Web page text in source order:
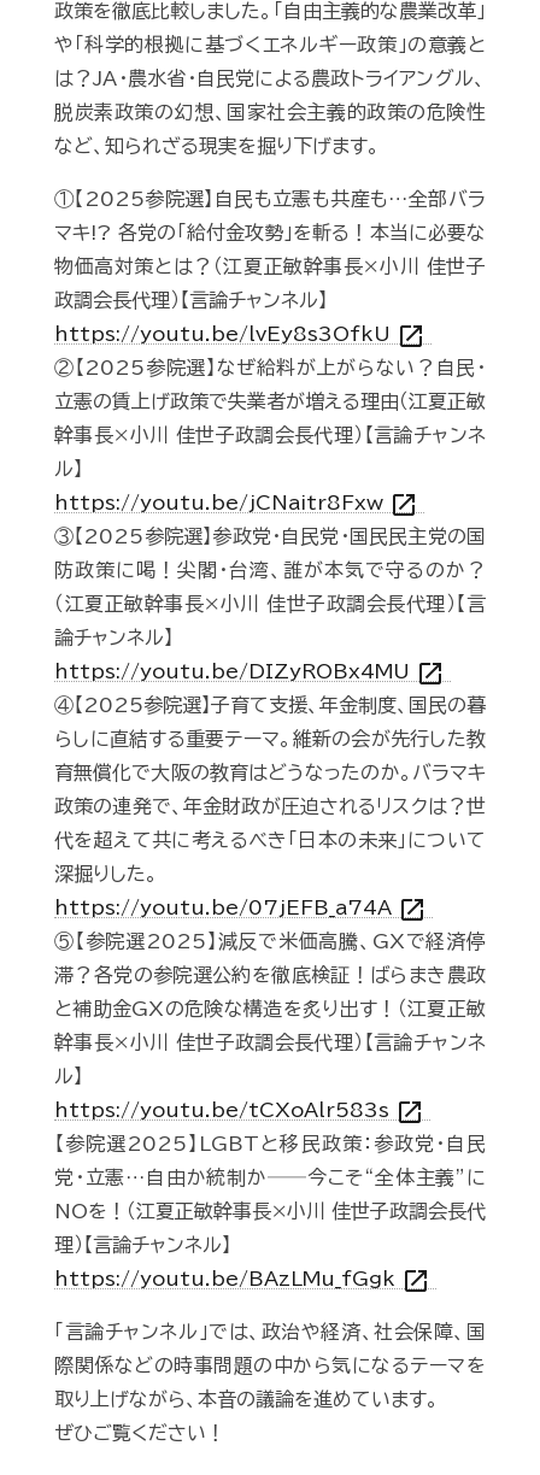
政策を徹底比較しました。「自由主義的な農業改革」
や「科学的根拠に基づくエネルギー政策」の意義と
は？JA・農水省・自民党による農政トライアングル、
脱炭素政策の幻想、国家社会主義的政策の危険性
など、知られざる現実を掘り下げます。
①【2025参院選】自民も立憲も共産も…全部バラ
マキ!? 各党の「給付金攻勢」を斬る！本当に必要な
物価高対策とは？（江夏正敏幹事長×小川 佳世子
政調会長代理）【言論チャンネル】
https://youtu.be/lvEy8s3OfkU open_in_new
②【2025参院選】なぜ給料が上がらない？自民・
立憲の賃上げ政策で失業者が増える理由（江夏正敏
幹事長×小川 佳世子政調会長代理）【言論チャンネ
ル】
https://youtu.be/jCNaitr8Fxw open_in_new
③【2025参院選】参政党・自民党・国民民主党の国
防政策に喝！尖閣・台湾、誰が本気で守るのか？
（江夏正敏幹事長×小川 佳世子政調会長代理）【言
論チャンネル】
https://youtu.be/DIZyROBx4MU open_in_new
④【2025参院選】子育て支援、年金制度、国民の暮
らしに直結する重要テーマ。維新の会が先行した教
育無償化で大阪の教育はどうなったのか。バラマキ
政策の連発で、年金財政が圧迫されるリスクは？世
代を超えて共に考えるべき「日本の未来」について
深掘りした。
https://youtu.be/07jEFB_a74A open_in_new
⑤【参院選2025】減反で米価高騰、GXで経済停
滞？各党の参院選公約を徹底検証！ばらまき農政
と補助金GXの危険な構造を炙り出す！（江夏正敏
幹事長×小川 佳世子政調会長代理）【言論チャンネ
ル】
https://youtu.be/tCXoAlr583s open_in_new
【参院選2025】LGBTと移民政策：参政党・自民
党・立憲…自由か統制か──今こそ“全体主義”に
NOを！（江夏正敏幹事長×小川 佳世子政調会長代
理）【言論チャンネル】
https://youtu.be/BAzLMu_fGgk open_in_new
「言論チャンネル」では、政治や経済、社会保障、国
際関係などの時事問題の中から気になるテーマを
取り上げながら、本音の議論を進めています。
ぜひご覧ください！